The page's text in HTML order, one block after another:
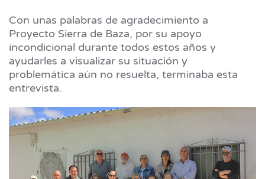
Con unas palabras de agradecimiento a
Proyecto Sierra de Baza, por su apoyo
incondicional durante todos estos años y
ayudarles a visualizar su situación y
problemática aún no resuelta, terminaba esta
entrevista.